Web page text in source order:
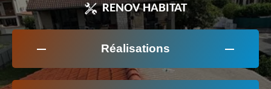
RENOV HABITAT
Réalisations